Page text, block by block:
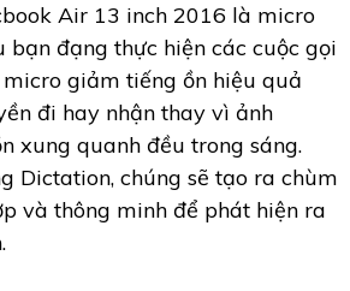
Air 13 inch 2016 là micro
bạn đạng thực hiện các cuộc gọi
giảm tiếng ồn hiệu quả
đi hay nhận thay vì ảnh
xung quanh đều trong sáng.
Dictation, chúng sẽ tạo ra chùm
và thông minh để phát hiện ra